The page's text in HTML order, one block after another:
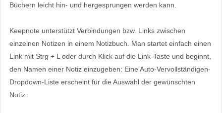
Büchern leicht hin- und hergesprungen werden kann.
Keepnote unterstützt Verbindungen bzw. Links zwischen
einzelnen Notizen in einem Notizbuch. Man startet einfach einen
Link mit Strg + L oder durch Klick auf die Link-Taste und beginnt,
den Namen einer Notiz einzugeben: Eine Auto-Vervollständigen-
Dropdown-Liste erscheint für die Auswahl der gewünschten
Notiz.